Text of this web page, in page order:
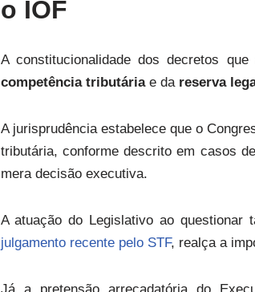
o IOF
A constitucionalidade dos decretos
competência tributáriae da reserva
A jurisprudência estabelece que o
tributária, conforme descrito em casos
mera decisão executiva.
A atuação do Legislativo ao questionar
julgamento recente pelo STF, realça a
Já a pretensão arrecadatória do